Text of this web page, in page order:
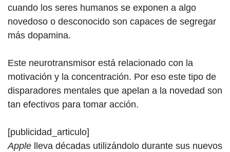
cuando los seres humanos se exponen a algo
novedoso o desconocido son capaces de segregar
más dopamina.
Este neurotransmisor está relacionado con la
motivación y la concentración. Por eso este tipo de
disparadores mentales que apelan a la novedad son
tan efectivos para tomar acción.
[publicidad_articulo]
Apple
lleva décadas utilizándolo durante sus nuevos